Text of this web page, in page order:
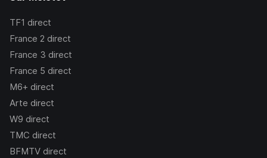
TF1 direct
France 2 direct
France 3 direct
France 5 direct
M6+ direct
Arte direct
W9 direct
TMC direct
BFMTV direct